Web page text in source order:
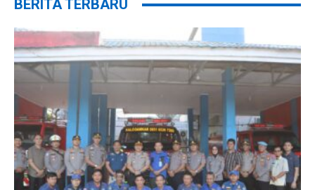
BERITA TERBARU